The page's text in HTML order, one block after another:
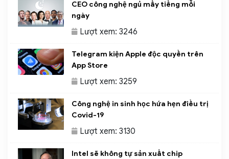
CEO công nghệ ngủ mấy tiếng mỗi
ngày
Lượt xem: 3246
Telegram kiện Apple độc quyền trên
App Store
Lượt xem: 3259
Công nghệ in sinh học hứa hẹn điều trị
Covid-19
Lượt xem: 3130
Intel sẽ không tự sản xuất chip